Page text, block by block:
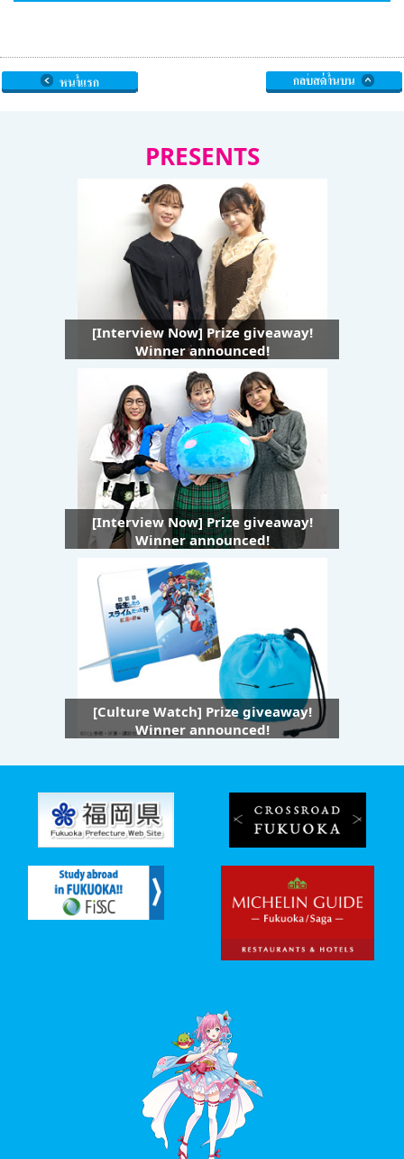
PRESENTS
[Interview Now] Prize giveaway!
Winner announced!
[Interview Now] Prize giveaway!
Winner announced!
[Culture Watch] Prize giveaway!
Winner announced!